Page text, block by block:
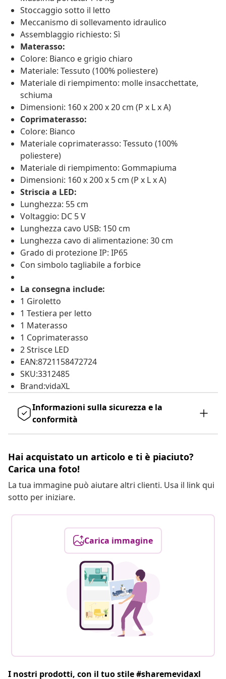
Stoccaggio sotto il letto
Meccanismo di sollevamento idraulico
Assemblaggio richiesto: Sì
Materasso:
Colore: Bianco e grigio chiaro
Materiale: Tessuto (100% poliestere)
Materiale di riempimento: molle insacchettate,
schiuma
Dimensioni: 160 x 200 x 20 cm (P x L x A)
Coprimaterasso:
Colore: Bianco
Materiale coprimaterasso: Tessuto (100%
poliestere)
Materiale di riempimento: Gommapiuma
Dimensioni: 160 x 200 x 5 cm (P x L x A)
Striscia a LED:
Lunghezza: 55 cm
Voltaggio: DC 5 V
Lunghezza cavo USB: 150 cm
Lunghezza cavo di alimentazione: 30 cm
Grado di protezione IP: IP65
Con simbolo tagliabile a forbice
La consegna include:
1 Giroletto
1 Testiera per letto
1 Materasso
1 Coprimaterasso
2 Strisce LED
EAN:8721158472724
SKU:3312485
Brand:vidaXL
Informazioni sulla sicurezza e la
conformità
Hai acquistato un articolo e ti è piaciuto?
Carica una foto!
La tua immagine può aiutare altri clienti. Usa il link qui
sotto per iniziare.
Carica immagine
I nostri prodotti, con il tuo stile #sharemevidaxl